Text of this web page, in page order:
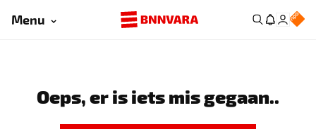
Menu
Oeps, er is iets mis gegaan..